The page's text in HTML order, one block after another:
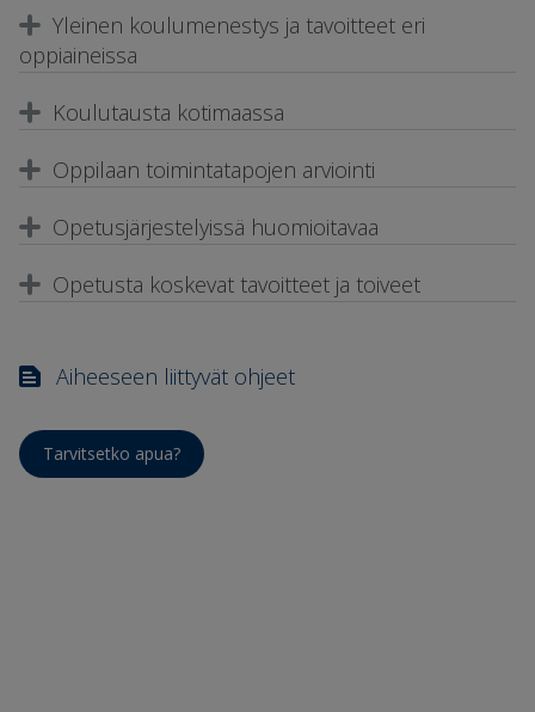
Yleinen koulumenestys ja tavoitteet eri
oppiaineissa
Koulutausta kotimaassa
Oppilaan toimintatapojen arviointi
Opetusjärjestelyissä huomioitavaa
Opetusta koskevat tavoitteet ja toiveet
Aiheeseen liittyvät ohjeet
Tarvitsetko apua?